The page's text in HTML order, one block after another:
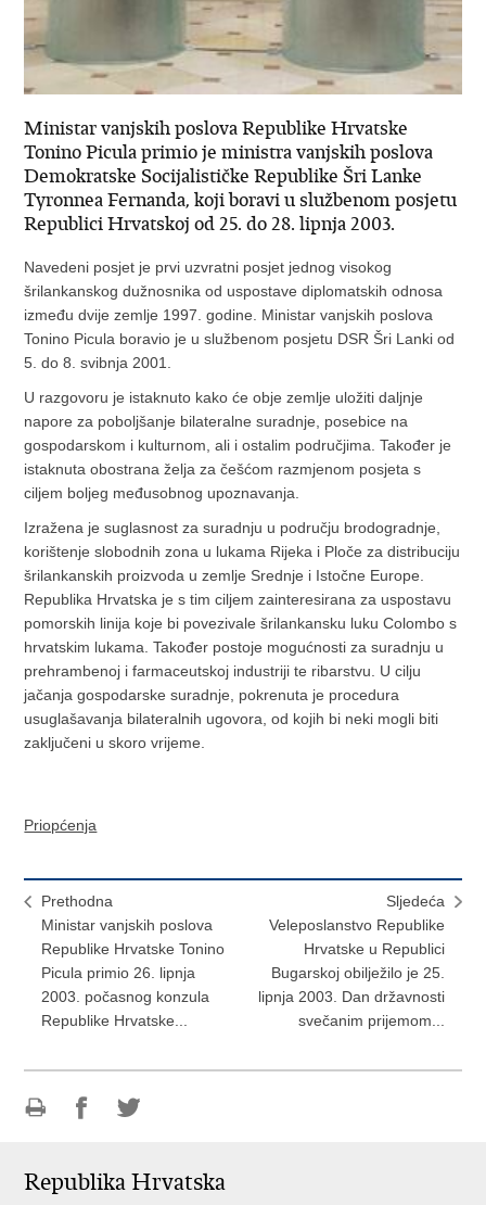
Ministar vanjskih poslova Republike Hrvatske
Tonino Picula primio je ministra vanjskih poslova
Demokratske Socijalističke Republike Šri Lanke
Tyronnea Fernanda, koji boravi u službenom posjetu
Republici Hrvatskoj od 25. do 28. lipnja 2003.
Navedeni posjet je prvi uzvratni posjet jednog visokog
šrilankanskog dužnosnika od uspostave diplomatskih odnosa
između dvije zemlje 1997. godine. Ministar vanjskih poslova
Tonino Picula boravio je u službenom posjetu DSR Šri Lanki od
5. do 8. svibnja 2001.
U razgovoru je istaknuto kako će obje zemlje uložiti daljnje
napore za poboljšanje bilateralne suradnje, posebice na
gospodarskom i kulturnom, ali i ostalim područjima. Također je
istaknuta obostrana želja za češćom razmjenom posjeta s
ciljem boljeg međusobnog upoznavanja.
Izražena je suglasnost za suradnju u području brodogradnje,
korištenje slobodnih zona u lukama Rijeka i Ploče za distribuciju
šrilankanskih proizvoda u zemlje Srednje i Istočne Europe.
Republika Hrvatska je s tim ciljem zainteresirana za uspostavu
pomorskih linija koje bi povezivale šrilankansku luku Colombo s
hrvatskim lukama. Također postoje mogućnosti za suradnju u
prehrambenoj i farmaceutskoj industriji te ribarstvu. U cilju
jačanja gospodarske suradnje, pokrenuta je procedura
usuglašavanja bilateralnih ugovora, od kojih bi neki mogli biti
zaključeni u skoro vrijeme.
Priopćenja
Prethodna
Ministar vanjskih poslova
Republike Hrvatske Tonino
Picula primio 26. lipnja
2003. počasnog konzula
Republike Hrvatske...
Sljedeća
Veleposlanstvo Republike
Hrvatske u Republici
Bugarskoj obilježilo je 25.
lipnja 2003. Dan državnosti
svečanim prijemom...
Facebooku
Twitteru
Republika Hrvatska